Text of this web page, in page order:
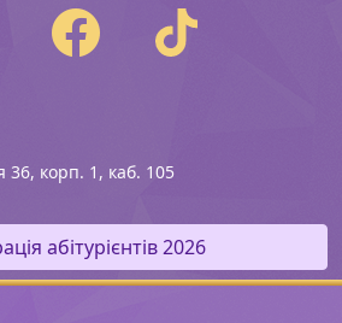
36, корп. 1, каб. 105
абітурієнтів 2026